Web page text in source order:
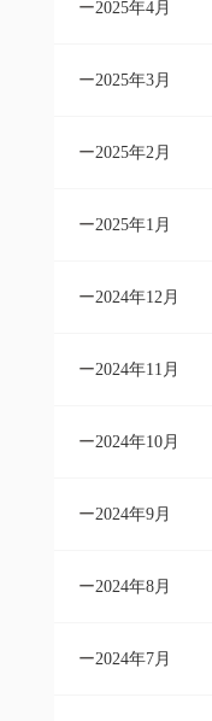
2025年4月
2025年3月
2025年2月
2025年1月
2024年12月
2024年11月
2024年10月
2024年9月
2024年8月
2024年7月